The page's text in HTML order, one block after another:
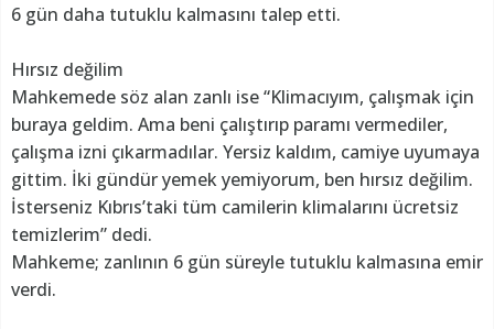
6 gün daha tutuklu kalmasını talep etti.
Hırsız değilim
Mahkemede söz alan zanlı ise “Klimacıyım, çalışmak için
buraya geldim. Ama beni çalıştırıp paramı vermediler,
çalışma izni çıkarmadılar. Yersiz kaldım, camiye uyumaya
gittim. İki gündür yemek yemiyorum, ben hırsız değilim.
İsterseniz Kıbrıs’taki tüm camilerin klimalarını ücretsiz
temizlerim” dedi.
Mahkeme; zanlının 6 gün süreyle tutuklu kalmasına emir
verdi.